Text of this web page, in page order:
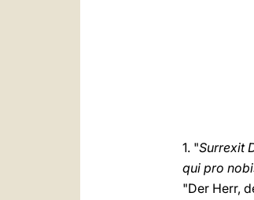
1. "Surrexit
qui pro
"Der Herr,